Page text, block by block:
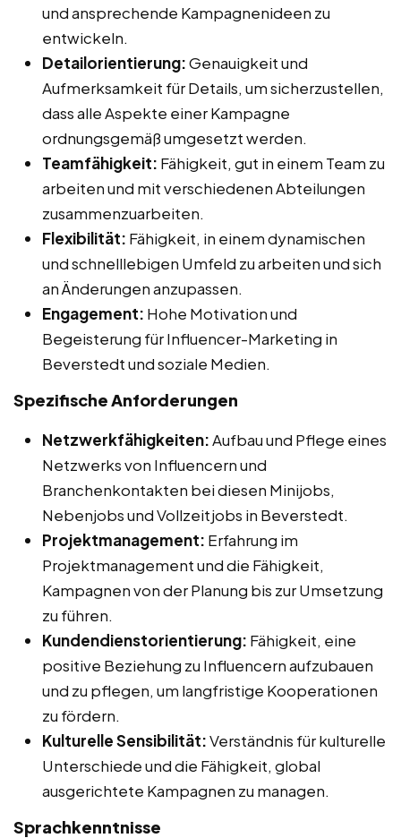
und ansprechende Kampagnenideen zu
entwickeln.
Detailorientierung:Genauigkeit und
Aufmerksamkeit für Details, um sicherzustellen,
dass alle Aspekte einer Kampagne
ordnungsgemäß umgesetzt werden.
Teamfähigkeit: Fähigkeit, gut in einem Team zu
arbeiten und mit verschiedenen Abteilungen
zusammenzuarbeiten.
Flexibilität: Fähigkeit, in einem dynamischen
und schnelllebigen Umfeld zu arbeiten und sich
an Änderungen anzupassen.
Engagement: Hohe Motivation und
Begeisterung für Influencer-Marketing in
Beverstedt und soziale Medien.
Spezifische Anforderungen
Netzwerkfähigkeiten:Aufbau und Pflege eines
Netzwerks von Influencern und
Branchenkontakten bei diesen Minijobs,
Nebenjobs und Vollzeitjobs in Beverstedt.
Projektmanagement: Erfahrung im
Projektmanagement und die Fähigkeit,
Kampagnen von der Planung bis zur Umsetzung
zu führen.
Kundendienstorientierung: Fähigkeit, eine
positive Beziehung zu Influencern aufzubauen
und zu pflegen, um langfristige Kooperationen
zu fördern.
Kulturelle Sensibilität:Verständnis für kulturelle
Unterschiede und die Fähigkeit, global
ausgerichtete Kampagnen zu managen.
Sprachkenntnisse